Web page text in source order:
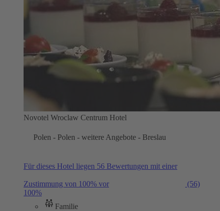
Novotel Wroclaw Centrum Hotel
Polen - Polen - weitere Angebote - Breslau
Für dieses Hotel liegen 56 Bewertungen mit einer
Zustimmung von 100% vor
(56)
100%
Familie